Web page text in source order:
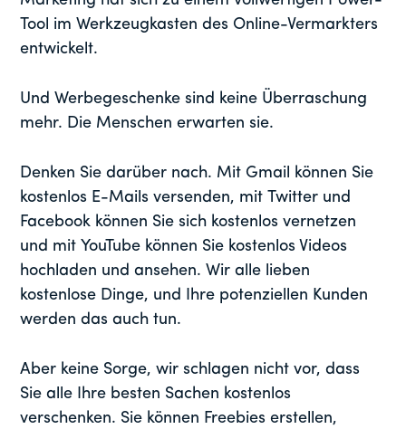
Tool im Werkzeugkasten des Online-Vermarkters
entwickelt.
Und Werbegeschenke sind keine Überraschung
mehr. Die Menschen erwarten sie.
Denken Sie darüber nach. Mit Gmail können Sie
kostenlos E-Mails versenden, mit Twitter und
Facebook können Sie sich kostenlos vernetzen
und mit YouTube können Sie kostenlos Videos
hochladen und ansehen. Wir alle lieben
kostenlose Dinge, und Ihre potenziellen Kunden
werden das auch tun.
Aber keine Sorge, wir schlagen nicht vor, dass
Sie alle Ihre besten Sachen kostenlos
verschenken. Sie können Freebies erstellen,